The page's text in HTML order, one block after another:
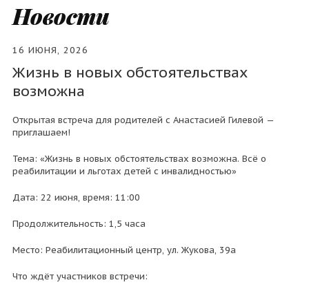
Новости
16 ИЮНЯ, 2026
Жизнь в новых обстоятельствах
возможна
Открытая встреча для родителей с Анастасией Гилевой —
приглашаем!
Тема: «Жизнь в новых обстоятельствах возможна. Всё о
реабилитации и льготах детей с инвалидностью»
Дата: 22 июня, время: 11:00
Продолжительность: 1,5 часа
Место: Реабилитационный центр, ул. Жукова, 39а
Что ждёт участников встречи: